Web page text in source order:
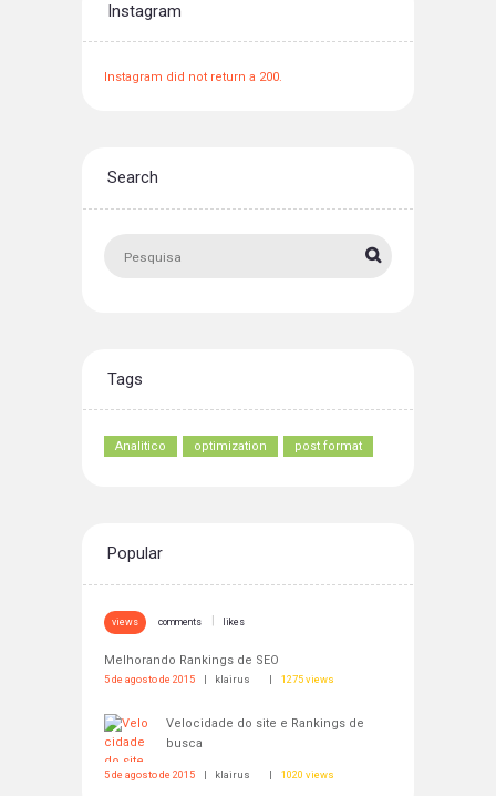
Instagram
Instagram did not return a 200.
Search
Tags
Analitico optimization post format
Popular
views comments likes
Melhorando Rankings de SEO
5 de agosto de 2015 klairus 1275
Velocidade do site e Rankings de
busca
5 de agosto de 2015 klairus 1020